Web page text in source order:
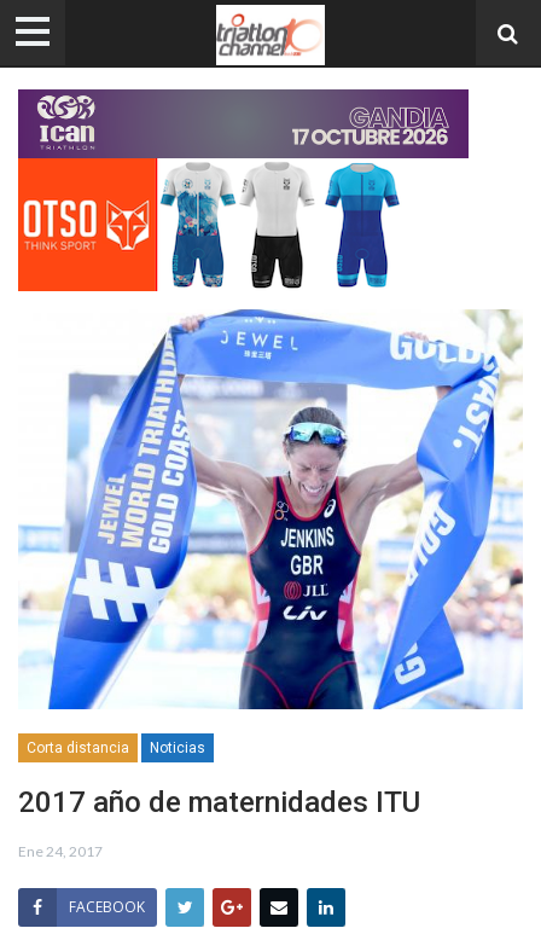
Corta distancia Noticias
2017 año de maternidades ITU
Ene 24, 2017
FACEBOOK